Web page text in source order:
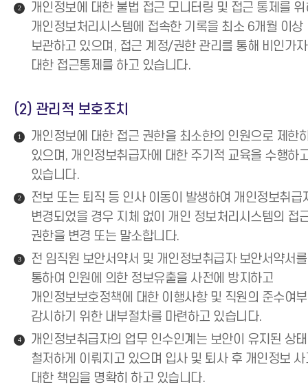
2
개인정보에 대한 불법 접근 모니터링 및 접근 통제를 위
개인정보처리시스템에 접속한 기록을 최소 6개월 이상
보관하고 있으며, 접근 계정/권한 관리를 통해 비인가
대한 접근통제를 하고 있습니다.
(2) 관리적 보호조치
1
개인정보에 대한 접근 권한을 최소한의 인원으로 제한
있으며, 개인정보취급자에 대한 주기적 교육을 수행하
있습니다.
2
전보 또는 퇴직 등 인사 이동이 발생하여 개인정보취급
변경되었을 경우 지체 없이 개인 정보처리시스템의 접
권한을 변경 또는 말소합니다.
3
전 임직원 보안서약서 및 개인정보취급자 보안서약서를
통하여 인원에 의한 정보유출을 사전에 방지하고
개인정보보호정책에 대한 이행사항 및 직원의 준수여
감시하기 위한 내부절차를 마련하고 있습니다.
4
개인정보취급자의 업무 인수인계는 보안이 유지된 상
철저하게 이뤄지고 있으며 입사 및 퇴사 후 개인정보
대한 책임을 명확히 하고 있습니다.